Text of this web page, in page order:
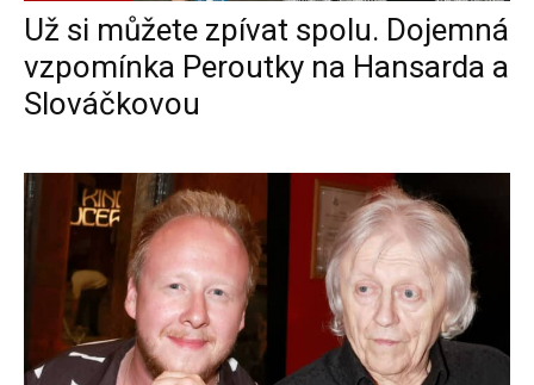
Už si můžete zpívat spolu. Dojemná
vzpomínka Peroutky na Hansarda a
Slováčkovou